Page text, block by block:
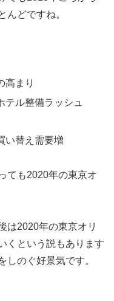
んどですね。
高まり
テル整備ラッシュ
い替え需要増
ても2020年の東京オ
は2020年の東京オリ
くという説もあります
のぐ好景気です。